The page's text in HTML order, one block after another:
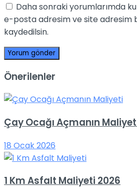
Daha sonraki yorumlarımda
e-posta adresim ve site adresim
kaydedilsin.
Önerilenler
Çay Ocağı Açmanın
18 Ocak 2026
1 Km Asfalt Maliyeti 2026